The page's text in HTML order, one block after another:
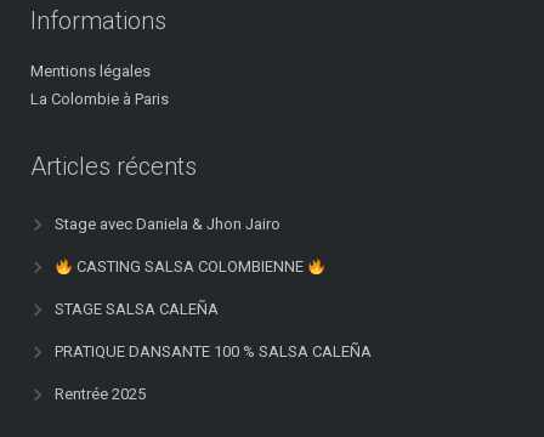
Informations
Mentions légales
La Colombie à Paris
Articles récents
Stage avec Daniela & Jhon Jairo
CASTING SALSA COLOMBIENNE
STAGE SALSA CALEÑA
PRATIQUE DANSANTE 100 % SALSA CALEÑA
Rentrée 2025